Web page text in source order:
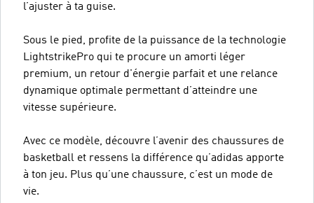
l’ajuster à ta guise.
Sous le pied, profite de la puissance de la technologie
LightstrikePro qui te procure un amorti léger
premium, un retour d'énergie parfait et une relance
dynamique optimale permettant d’atteindre une
vitesse supérieure.
Avec ce modèle, découvre l’avenir des chaussures de
basketball et ressens la différence qu’adidas apporte
à ton jeu. Plus qu’une chaussure, c’est un mode de
vie.